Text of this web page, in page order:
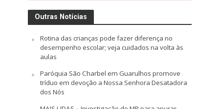
Outras Notícias
Rotina das crianças pode fazer diferença no
desempenho escolar; veja cuidados na volta às
aulas
Paróquia São Charbel em Guarulhos promove
tríduo em devoção a Nossa Senhora Desatadora
dos Nós